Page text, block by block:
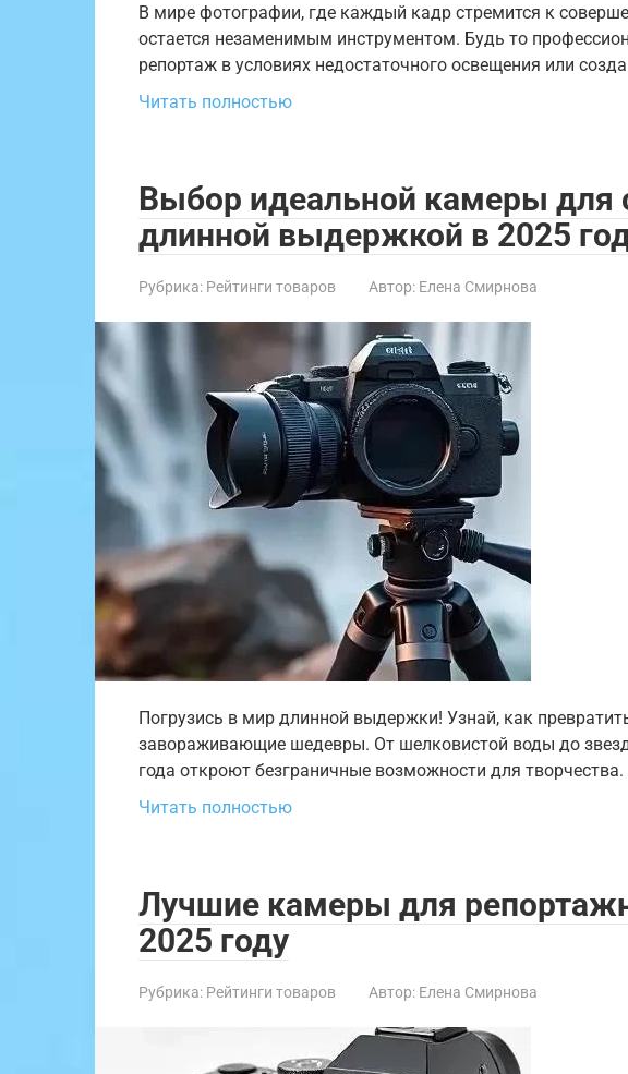
В мире фотографии, где каждый кадр стремится к
остается незаменимым инструментом. Будь то
репортаж в условиях недостаточного освещения или
Читать полностью
Выбор идеальной камеры для
длинной выдержкой в 2025
Рубрика: Рейтинги товаров Автор: Елена Смирнова
Погрузись в мир длинной выдержки! Узнай, как
завораживающие шедевры. От шелковистой воды до
года откроют безграничные возможности для творчества.
Читать полностью
Лучшие камеры для
2025 году
Рубрика: Рейтинги товаров Автор: Елена Смирнова